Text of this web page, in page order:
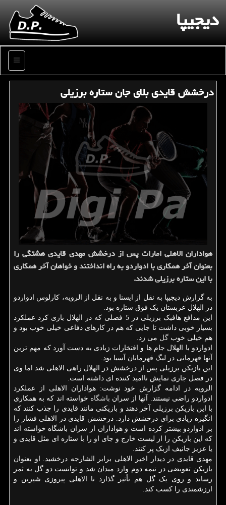
دیجیپا
منو
درخشش قایدی بلای جان ستاره برزیلی
هواداران الاهلی امارات پس از درخشش مهدی قایدی هشتگی را
بعنوان آخر همکاری با ادواردو به راه انداختند و خواهان آخر همکاری
با این ستاره برزیلی شدند.
به گزارش دیجیپا به نقل از ایسنا و به نقل از الرویه، کارلوس ادواردو
در الهلال عربستان یک فوق ستاره بود.
این مدافع هافبک برزیلی در 5 فصلی که در الهلال بازی کرد عملکرد
بسیار خوبی داشت تا جایی که هم در کارهای دفاعی خیلی خوب بود و
هم خیلی خوب گل می زد.
ادواردو با الهلال جام ها و افتخارات زیادی به دست آورد که مهم ترین
آنها قهرمانی در لیگ قهرمانان آسیا بود.
این بازیکن برزیلی پس از درخشش در الهلال راهی الاهلی شد اما وی
در فصل جاری نمایش ناامید کننده ای داشته است.
الرویه در ادامه گزارش خود نوشت: هواداران الاهلی از عملکرد
ادواردو راضی نیستند. آنها از سران باشگاه خواسته اند که به همکاری
با این بازیکن برزیلی آخر دهند و بازیکنی مانند قایدی را جذب کنند که
انگیزه زیادی برای درخشش دارد. درخشش قایدی در الاهلی فشار را
بر ادواردو بیشتر کرده است و هواداران از سران باشگاه خواسته اند
که این بازیکن را از لیست خارج و جای او را با ستاره ای مثل قایدی و
یا عزیز جانیف ازبک پر کنند.
مهدی قایدی در دیدار اخیر الاهلی برابر الشارجه درخشید. او بعنوان
بازیکن تعویضی در نیمه دوم وارد میدان شد و توانست دو گل به ثمر
رساند و روی یک گل هم تأثیر گذارد تا الاهلی پیروزی شیرین و
ارزشمندی را کسب کند.